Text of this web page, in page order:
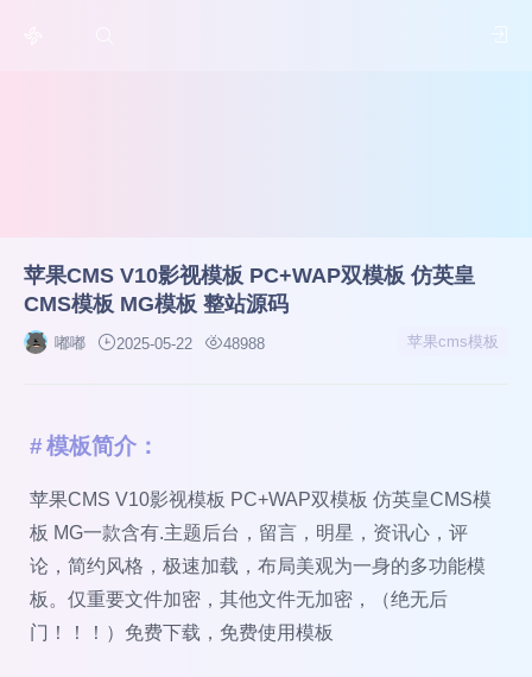
苹果CMS V10影视模板 PC+WAP双模板 仿英皇
CMS模板 MG模板 整站源码
嘟嘟 2025-05-22 48988 苹果cms模板
模板简介：
苹果CMS V10影视模板 PC+WAP双模板 仿英皇CMS模
板 MG一款含有.主题后台，留言，明星，资讯心，评
论，简约风格，极速加载，布局美观为一身的多功能模
板。仅重要文件加密，其他文件无加密，（绝无后
门！！！）免费下载，免费使用模板